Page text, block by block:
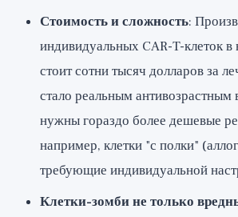
Стоимость и сложность:
индивидуальных CAR-T-клеток
стоит сотни тысяч долларов за
стало реальным антивозрастным
нужны гораздо более дешевые
например, клетки "с полки"
требующие индивидуальной
Клетки-зомби не только